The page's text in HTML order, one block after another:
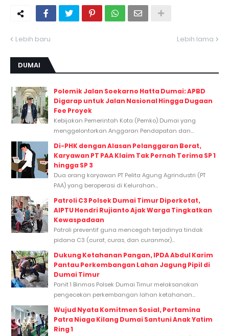
Lebih baru Lebih lama
DUMAI
Polemik Jalan Soekarno Hatta Dumai: APBD
Digarap untuk Jalan Nasional Hingga Dugaan
Fee Proyek
Kebijakan Pemerintah Kota (Pemko) Dumai yang
menggelontorkan Anggaran Pendapatan dan...
Di-PHK dengan Alasan Pelanggaran Berat,
Karyawan PT PAA Klaim Tak Pernah Terima SP 1
hingga SP 3
Dua orang karyawan PT Pelita Agung Agrindustri (PT
PAA) yang beroperasi di Kelurahan...
Patroli C3 Polsek Dumai Timur Diperketat,
AIPTU Hendri Rujianto Ajak Warga Tingkatkan
Kewaspadaan
Patroli preventif guna mencegah terjadinya tindak
pidana C3 (curat, curas, dan curanmor)...
Dukung Ketahanan Pangan, IPDA Abdul Karim
Pantau Perkembangan Lahan Jagung Pipil di
Dumai Timur
Panit 1 Binmas Polsek Dumai Timur melaksanakan
pengecekan perkembangan lahan ketahanan...
Wujud Nyata Komitmen Sosial, Pertamina
Patra Niaga Kilang Dumai Santuni Anak Yatim
Ring 1